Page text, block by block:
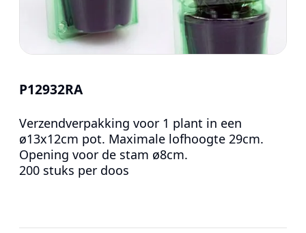
P12932RA
Verzendverpakking voor 1 plant in een
ø13x12cm pot. Maximale lofhoogte 29cm.
Opening voor de stam ø8cm.
200 stuks per doos